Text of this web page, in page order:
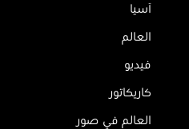
آسيا
العالم
فيديو
كاريكاتور
العالم في صور